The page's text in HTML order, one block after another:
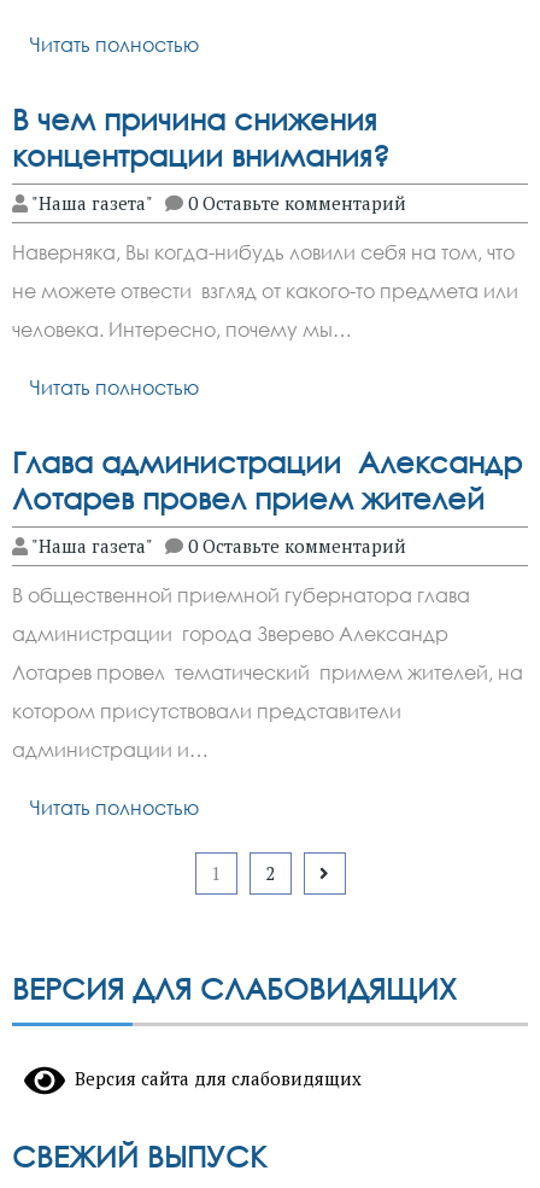
Читать полностью
В чем причина снижения
концентрации внимания?
"Наша газета" 0 Оставьте комментарий
Наверняка, Вы когда-нибудь ловили себя на том, что
не можете отвести взгляд от какого-то предмета или
человека. Интересно, почему мы…
Читать полностью
Глава администрации Александр
Лотарев провел прием жителей
"Наша газета" 0 Оставьте комментарий
В общественной приемной губернатора глава
администрации города Зверево Александр
Лотарев провел тематический примем жителей, на
котором присутствовали представители
администрации и…
Читать полностью
1 2
ВЕРСИЯ ДЛЯ СЛАБОВИДЯЩИХ
Версия сайта для слабовидящих
СВЕЖИЙ ВЫПУСК